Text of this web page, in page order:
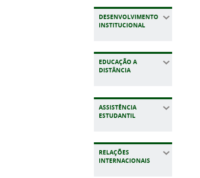
DESENVOLVIMENTO
INSTITUCIONAL
EDUCAÇÃO A
DISTÂNCIA
ASSISTÊNCIA
ESTUDANTIL
RELAÇÕES
INTERNACIONAIS